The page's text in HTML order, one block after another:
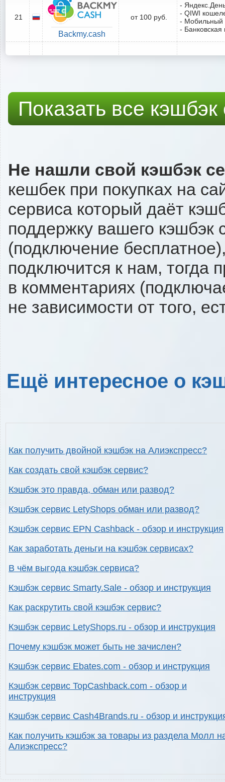
21
Backmy.cash
от 100 руб.
-
- QIWI
- Мобильный
- Банковская
Показать все
Не нашли свой кэшбэк
кешбек при покупках на
сервиса который даёт
поддержку вашего кэшбэк
(подключение
подключится к нам, тогда
в комментариях
не зависимости от того,
Ещё интересное о
Как получить двойной кэшбэк на Алиэкспресс?
Как создать свой кэшбэк сервис?
Кэшбэк это правда, обман или развод?
Кэшбэк сервис LetyShops обман или развод?
Кэшбэк сервис EPN Cashback - обзор и инструкция
Как заработать деньги на кэшбэк сервисах?
В чём выгода кэшбэк сервиса?
Кэшбэк сервис Smarty.Sale - обзор и инструкция
Как раскрутить свой кэшбэк сервис?
Кэшбэк сервис LetyShops.ru - обзор и инструкция
Почему кэшбэк может быть не зачислен?
Кэшбэк сервис Ebates.com - обзор и инструкция
Кэшбэк сервис TopCashback.com - обзор и
инструкция
Кэшбэк сервис Cash4Brands.ru - обзор и
Как получить кэшбэк за товары из раздела Молл
Алиэкспресс?